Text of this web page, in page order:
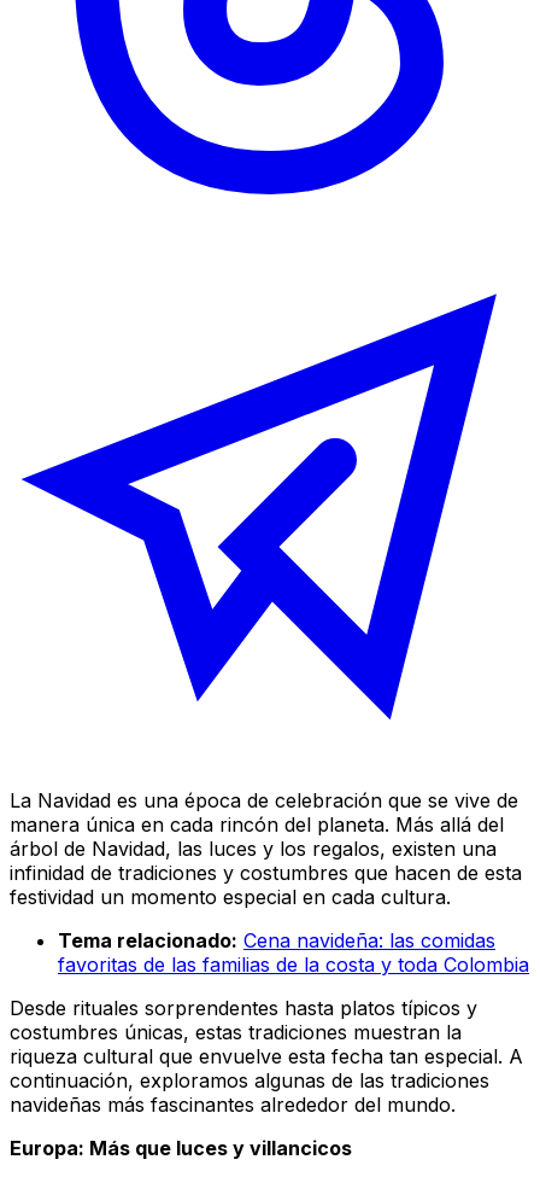
La Navidad es una época de celebración que se vive de
manera única en cada rincón del planeta. Más allá del
árbol de Navidad, las luces y los regalos, existen una
infinidad de tradiciones y costumbres que hacen de esta
festividad un momento especial en cada cultura.
Tema relacionado: Cena navideña: las comidas
favoritas de las familias de la costa y toda Colombia
Desde rituales sorprendentes hasta platos típicos y
costumbres únicas, estas tradiciones muestran la
riqueza cultural que envuelve esta fecha tan especial. A
continuación, exploramos algunas de las tradiciones
navideñas más fascinantes alrededor del mundo.
Europa: Más que luces y villancicos